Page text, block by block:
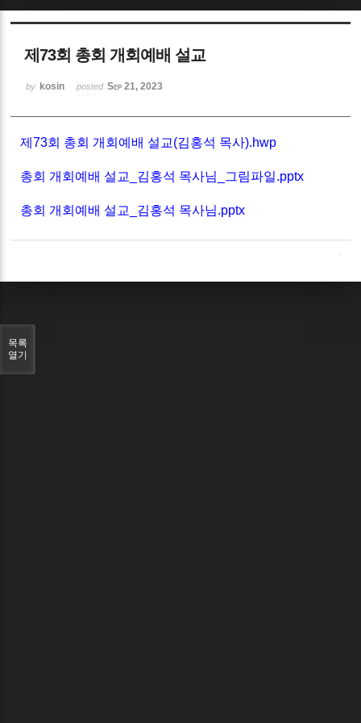
제73회 총회 개회예배 설교
by kosin posted Sep 21, 2023
제73회 총회 개회예배 설교(김홍석 목사).hwp
총회 개회예배 설교_김홍석 목사님_그림파일.pptx
총회 개회예배 설교_김홍석 목사님.pptx
목록
열기
Sketchbook5, 스케치북5
Sketchbook5, 스케치북5